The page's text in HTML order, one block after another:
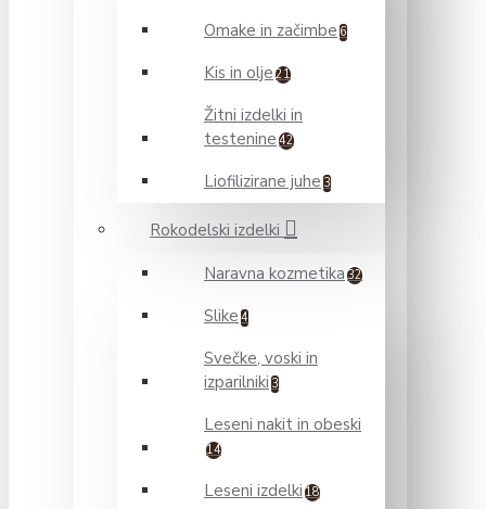
Omake in začimbe 6
Kis in olje 21
Žitni izdelki in
testenine 42
Liofilizirane juhe 3
Rokodelski izdelki
Naravna kozmetika 32
Slike 4
Svečke, voski in
izparilniki 3
Leseni nakit in obeski
14
Leseni izdelki 18